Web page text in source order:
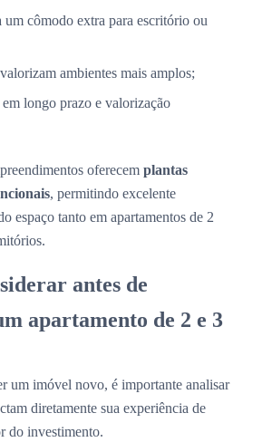
um cômodo extra para escritório ou
ambientes mais amplos;
longo prazo e valorização
oferecem plantas
, permitindo excelente
espaço tanto em apartamentos de 2
antes de
apartamento de 2 e 3
um imóvel novo, é importante analisar
diretamente sua experiência de
do investimento.